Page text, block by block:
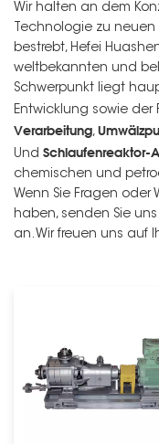
Wir halten an dem
Technologie zu neuen
bestrebt, Hefei
weltbekannten und
Schwerpunkt liegt
Entwicklung sowie der
Verarbeitung,
Und Schlaufenreaktor-
chemischen und
Wenn Sie Fragen oder
haben, senden Sie
an. Wir freuen uns auf